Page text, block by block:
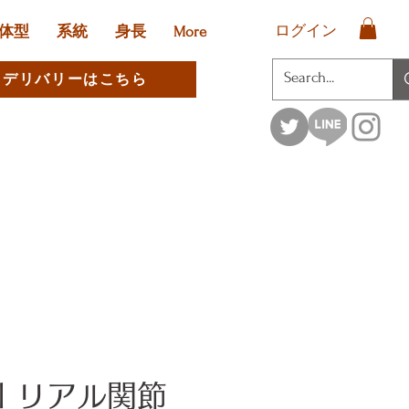
ログイン
型 系統 身長 More
デリバリーはこちら
アル関節